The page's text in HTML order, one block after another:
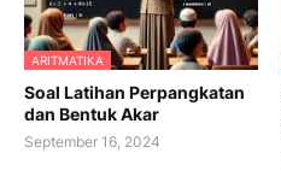
ARITMATIKA
Soal Latihan Perpangkatan
dan Bentuk Akar
September 16, 2024